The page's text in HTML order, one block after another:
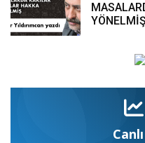
YÖNELMİŞ
Canlı